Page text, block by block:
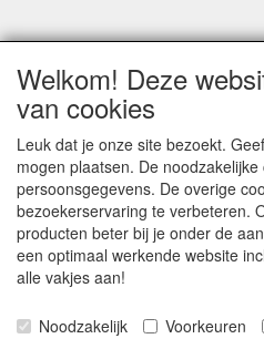
BEDRIJF & INFO
Contact
Bedrijfsinfo
Portfolio
Disclaimer
Statement & Milieu
Taarten gemaakt met Dummies
SERVICE
Tips & Trucs
EPS
Welkom! Deze
van cookies
Leuk dat je onze site bezoekt.
mogen plaatsen. De
persoonsgegevens. De overige
bezoekerservaring te verbeteren.
producten beter bij je onder de
een optimaal werkende website
alle vakjes aan!
Noodzakelijk Voorkeuren